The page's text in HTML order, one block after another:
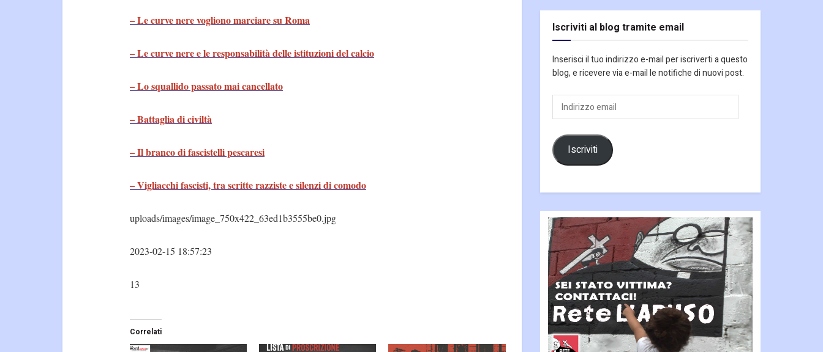
– Le curve nere vogliono marciare su Roma
– Le curve nere e le responsabilità delle istituzioni del calcio
– Lo squallido passato mai cancellato
– Battaglia di civiltà
– Il branco di fascistelli pescaresi
– Vigliacchi fascisti, tra scritte razziste e silenzi di comodo
uploads/images/image_750x422_63ed1b3555be0.jpg
2023-02-15 18:57:23
13
Correlati
Iscriviti al blog tramite email
Inserisci il tuo indirizzo e-mail per iscriverti a questo
blog, e ricevere via e-mail le notifiche di nuovi post.
Indirizzo
email
Iscriviti